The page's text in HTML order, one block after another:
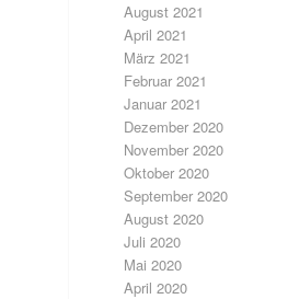
August 2021
April 2021
März 2021
Februar 2021
Januar 2021
Dezember 2020
November 2020
Oktober 2020
September 2020
August 2020
Juli 2020
Mai 2020
April 2020